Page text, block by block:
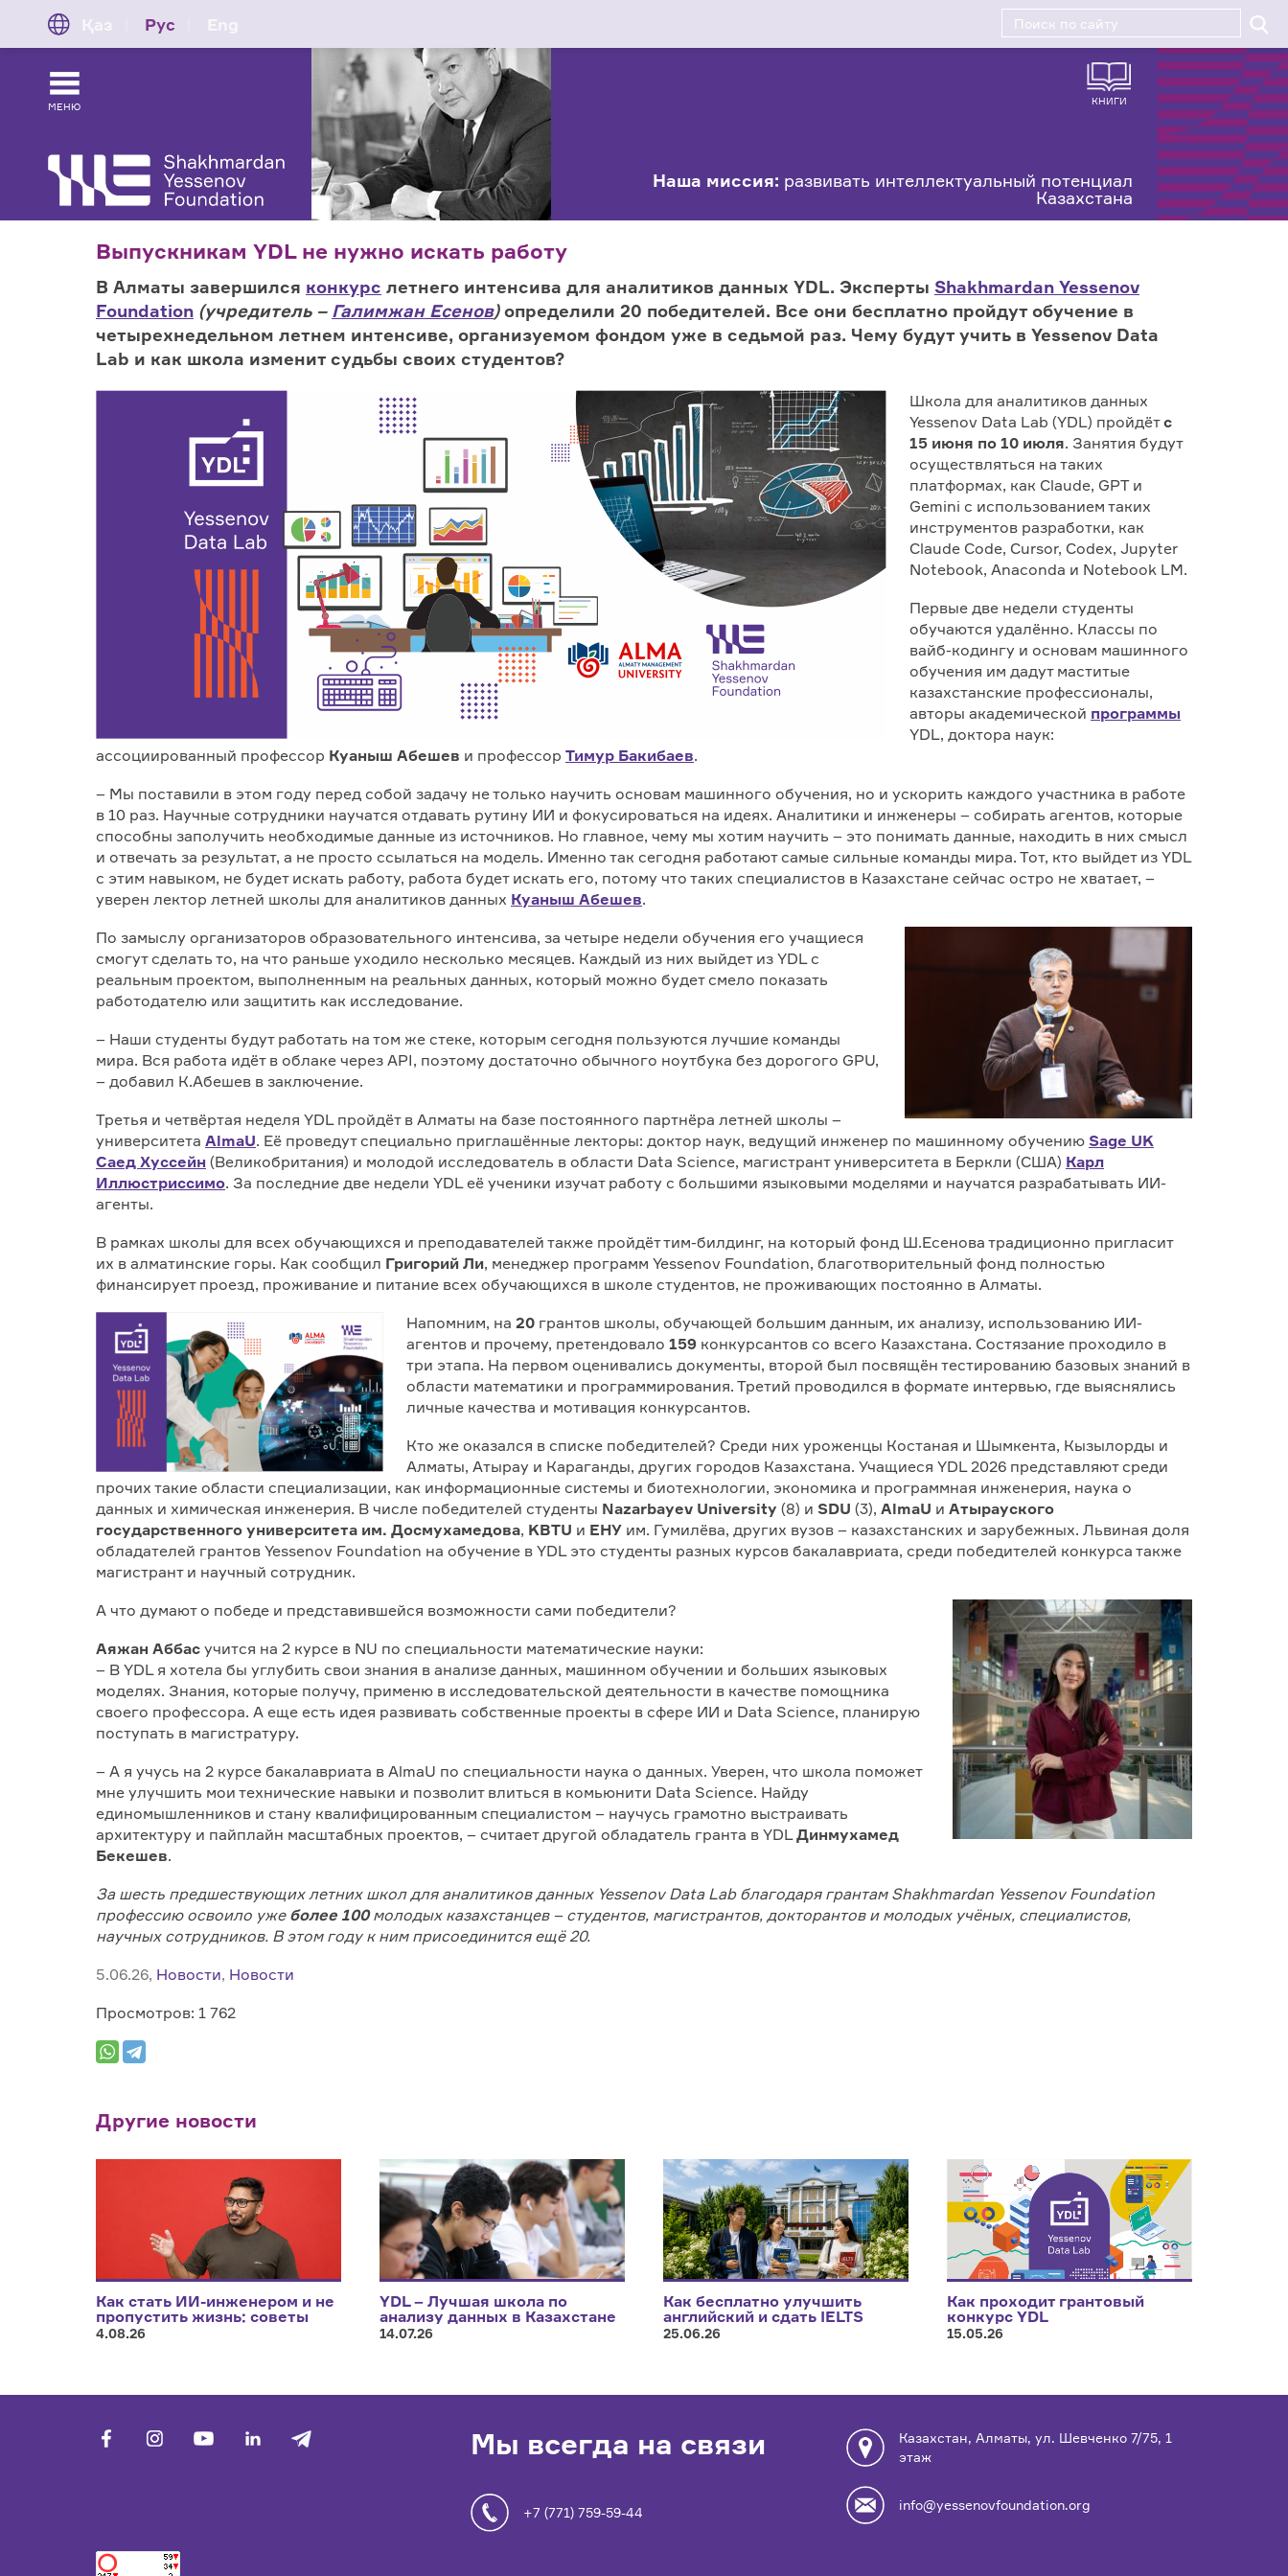
Рус
МЕНЮ КНИГИ
Наша миссия: развивать интеллектуальный потенциал
Казахстана
Выпускникам YDL не нужно искать работу
В Алматы завершился конкурс летнего интенсива для аналитиков данных YDL. Эксперты Shakhmardan Yessenov
Foundation (учредитель – Галимжан Есенов)определили 20 победителей. Все они бесплатно пройдут обучение в
четырехнедельном летнем интенсиве, организуемом фондом уже в седьмой раз. Чему будут учить в Yessenov Data
Lab и как школа изменит судьбы своих студентов?
Школа для аналитиков данных
Yessenov Data Lab (YDL) пройдётс
15 июня по 10 июля. Занятия будут
осуществляться на таких
платформах, как Claude, GPT и
Gemini с использованием таких
инструментов разработки, как
Claude Code, Cursor, Codex, Jupyter
Notebook, Anaconda и Notebook LM.
Первые две недели студенты
обучаются удалённо. Классы по
вайб-кодингу и основам машинного
обучения им дадут маститые
казахстанские профессионалы,
авторы академической программы
YDL, доктора наук:
ассоциированный профессор Куаныш Абешев и профессор Тимур Бакибаев.
– Мы поставили в этом году перед собой задачу не только научить основам машинного обучения, но и ускорить каждого участника в работе
в 10 раз. Научные сотрудники научатся отдавать рутину ИИ и фокусироваться на идеях. Аналитики и инженеры – собирать агентов, которые
способны заполучить необходимые данные из источников. Но главное, чему мы хотим научить – это понимать данные, находить в них смысл
и отвечать за результат, а не просто ссылаться на модель. Именно так сегодня работают самые сильные команды мира. Тот, кто выйдет из YDL
с этим навыком, не будет искать работу, работа будет искать его, потому что таких специалистов в Казахстане сейчас остро не хватает, –
уверен лектор летней школы для аналитиков данных Куаныш Абешев.
По замыслу организаторов образовательного интенсива, за четыре недели обучения его учащиеся
смогут сделать то, на что раньше уходило несколько месяцев. Каждый из них выйдет из YDL с
реальным проектом, выполненным на реальных данных, который можно будет смело показать
работодателю или защитить как исследование.
– Наши студенты будут работать на том же стеке, которым сегодня пользуются лучшие команды
мира. Вся работа идёт в облаке через API, поэтому достаточно обычного ноутбука без дорогого GPU,
– добавил К.Абешев в заключение.
Третья и четвёртая неделя YDL пройдёт в Алматы на базе постоянного партнёра летней школы –
университета AlmaU. Её проведут специально приглашённые лекторы: доктор наук, ведущий инженер по машинному обучению Sage UK
Саед Хуссейн (Великобритания) и молодой исследователь в области Data Science, магистрант университета в Беркли (США) Карл
Иллюстриссимо. За последние две недели YDL её ученики изучат работу с большими языковыми моделями и научатся разрабатывать ИИ-
агенты.
В рамках школы для всех обучающихся и преподавателей также пройдёт тим-билдинг, на который фонд Ш.Есенова традиционно пригласит
их в алматинские горы. Как сообщил Григорий Ли, менеджер программ Yessenov Foundation, благотворительный фонд полностью
финансирует проезд, проживание и питание всех обучающихся в школе студентов, не проживающих постоянно в Алматы.
Напомним, на 20 грантов школы, обучающей большим данным, их анализу, использованию ИИ-
агентов и прочему, претендовало 159 конкурсантов со всего Казахстана. Состязание проходило в
три этапа. На первом оценивались документы, второй был посвящён тестированию базовых знаний в
области математики и программирования. Третий проводился в формате интервью, где выяснялись
личные качества и мотивация конкурсантов.
Кто же оказался в списке победителей? Среди них уроженцы Костаная и Шымкента, Кызылорды и
Алматы, Атырау и Караганды, других городов Казахстана. Учащиеся YDL 2026 представляют среди
прочих такие области специализации, как информационные системы и биотехнологии, экономика и программная инженерия, наука о
данных и химическая инженерия. В числе победителей студенты Nazarbayev University (8) и SDU (3), AlmaU и Атырауского
государственного университета им. Досмухамедова, KBTU и ЕНУ им. Гумилёва, других вузов – казахстанских и зарубежных. Львиная доля
обладателей грантов Yessenov Foundation на обучение в YDL это студенты разных курсов бакалавриата, среди победителей конкурса также
магистрант и научный сотрудник.
А что думают о победе и представившейся возможности сами победители?
Аяжан Аббас учится на 2 курсе в NU по специальности математические науки:
– В YDL я хотела бы углубить свои знания в анализе данных, машинном обучении и больших языковых
моделях. Знания, которые получу, применю в исследовательской деятельности в качестве помощника
своего профессора. А еще есть идея развивать собственные проекты в сфере ИИ и Data Science, планирую
поступать в магистратуру.
– А я учусь на 2 курсе бакалавриата в AlmaU по специальности наука о данных. Уверен, что школа поможет
мне улучшить мои технические навыки и позволит влиться в комьюнити Data Science. Найду
единомышленников и стану квалифицированным специалистом – научусь грамотно выстраивать
архитектуру и пайплайн масштабных проектов, – считает другой обладатель гранта в YDLДинмухамед
Бекешев.
За шесть предшествующих летних школ для аналитиков данных Yessenov Data Lab благодаря грантам Shakhmardan Yessenov Foundation
профессию освоило уже более 100молодых казахстанцев – студентов, магистрантов, докторантов и молодых учёных, специалистов,
научных сотрудников. В этом году к ним присоединится ещё 20.
5.06.26, Новости, Новости
Просмотров: 1 762
Другие новости
Как стать ИИ-инженером и не
пропустить жизнь: советы
Саеда Хуссейна, инженера по
4.08.26
YDL – Лучшая школа по
анализу данных в Казахстане
14.07.26
Как бесплатно улучшить
английский и сдать IELTS
25.06.26
Как проходит грантовый
конкурс YDL
15.05.26
facebook youtube linkedin Мы всегда на связи
+7 (771) 759-59-44
Казахстан, Алматы, ул. Шевченко 7/75, 1
этаж
info@yessenovfoundation.org